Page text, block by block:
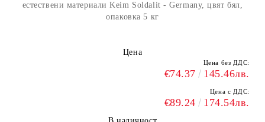
естествени материали Keim Soldalit - Germany, цвят бял,
опаковка 5 кг
Цена
Цена без ДДС:
€74.37 145.46лв.
Цена с ДДС:
€89.24 174.54лв.